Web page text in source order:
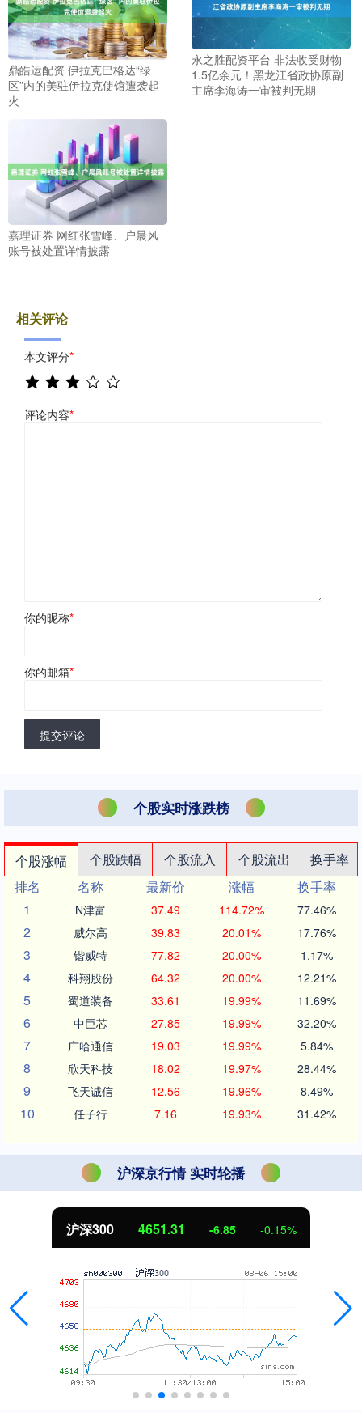
鼎皓运配资 伊拉克巴格达“绿
区”内的美驻伊拉克使馆遭袭起
火
永之胜配资平台 非法收受财物
1.5亿余元！黑龙江省政协原副
主席李海涛一审被判无期
嘉理证券 网红张雪峰、户晨风
账号被处置详情披露
相关评论
本文评分*
评论内容*
你的昵称*
你的邮箱*
提交评论
个股实时涨跌榜
个股涨幅 个股跌幅 个股流入 个股流出
换手率
排名
名称 最新价 涨幅
换手率
1
N津富 37.49 114.72% 77.46%
2 威尔高 39.83 20.01% 17.76%
3 锴威特 77.82 20.00% 1.17%
4 科翔股份 64.32 20.00% 12.21%
5 蜀道装备 33.61 19.99% 11.69%
6 中巨芯 27.85 19.99% 32.20%
7 广哈通信 19.03 19.99% 5.84%
8 欣天科技 18.02 19.97% 28.44%
9 飞天诚信 12.56 19.96% 8.49%
10 任子行 7.16 19.93% 31.42%
沪深京行情 实时轮播
北证50 1122.88 3.42 0.30%